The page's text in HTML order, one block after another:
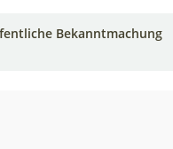
Bekanntmachung